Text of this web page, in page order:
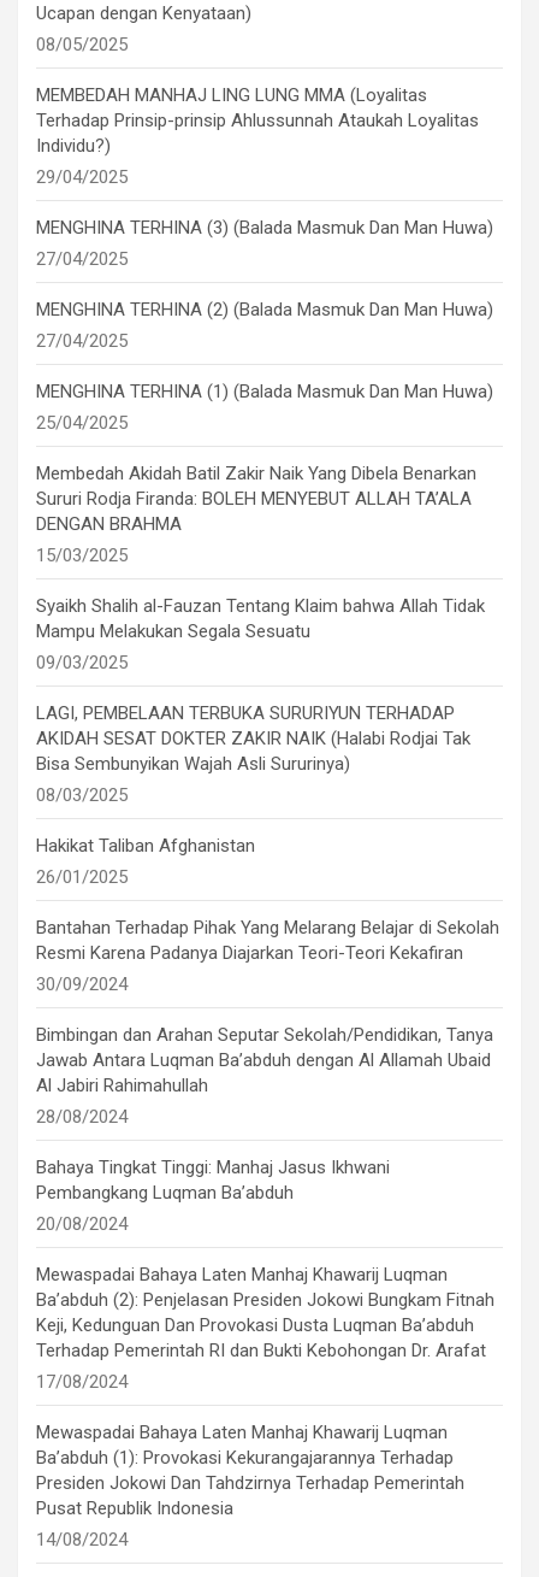
Ucapan dengan Kenyataan)
08/05/2025
MEMBEDAH MANHAJ LING LUNG MMA (Loyalitas
Terhadap Prinsip-prinsip Ahlussunnah Ataukah Loyalitas
Individu?)
29/04/2025
MENGHINA TERHINA (3) (Balada Masmuk Dan Man Huwa)
27/04/2025
MENGHINA TERHINA (2) (Balada Masmuk Dan Man Huwa)
27/04/2025
MENGHINA TERHINA (1) (Balada Masmuk Dan Man Huwa)
25/04/2025
Membedah Akidah Batil Zakir Naik Yang Dibela Benarkan
Sururi Rodja Firanda: BOLEH MENYEBUT ALLAH TA’ALA
DENGAN BRAHMA
15/03/2025
Syaikh Shalih al-Fauzan Tentang Klaim bahwa Allah Tidak
Mampu Melakukan Segala Sesuatu
09/03/2025
LAGI, PEMBELAAN TERBUKA SURURIYUN TERHADAP
AKIDAH SESAT DOKTER ZAKIR NAIK (Halabi Rodjai Tak
Bisa Sembunyikan Wajah Asli Sururinya)
08/03/2025
Hakikat Taliban Afghanistan
26/01/2025
Bantahan Terhadap Pihak Yang Melarang Belajar di Sekolah
Resmi Karena Padanya Diajarkan Teori-Teori Kekafiran
30/09/2024
Bimbingan dan Arahan Seputar Sekolah/Pendidikan, Tanya
Jawab Antara Luqman Ba’abduh dengan Al Allamah Ubaid
Al Jabiri Rahimahullah
28/08/2024
Bahaya Tingkat Tinggi: Manhaj Jasus Ikhwani
Pembangkang Luqman Ba’abduh
20/08/2024
Mewaspadai Bahaya Laten Manhaj Khawarij Luqman
Ba’abduh (2): Penjelasan Presiden Jokowi Bungkam Fitnah
Keji, Kedunguan Dan Provokasi Dusta Luqman Ba’abduh
Terhadap Pemerintah RI dan Bukti Kebohongan Dr. Arafat
17/08/2024
Mewaspadai Bahaya Laten Manhaj Khawarij Luqman
Ba’abduh (1): Provokasi Kekurangajarannya Terhadap
Presiden Jokowi Dan Tahdzirnya Terhadap Pemerintah
Pusat Republik Indonesia
14/08/2024